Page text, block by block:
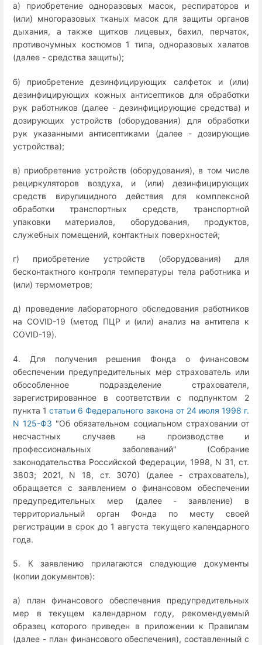
а) приобретение одноразовых масок, респираторов и
(или) многоразовых тканых масок для защиты органов
дыхания, а также щитков лицевых, бахил, перчаток,
противочумных костюмов 1 типа, одноразовых халатов
(далее - средства защиты);
б) приобретение дезинфицирующих салфеток и (или)
дезинфицирующих кожных антисептиков для обработки
рук работников (далее - дезинфицирующие средства) и
дозирующих устройств (оборудования) для обработки
рук указанными антисептиками (далее - дозирующие
устройства);
в) приобретение устройств (оборудования), в том числе
рециркуляторов воздуха, и (или) дезинфицирующих
средств вирулицидного действия для комплексной
обработки транспортных средств, транспортной
упаковки материалов, оборудования, продуктов,
служебных помещений, контактных поверхностей;
г) приобретение устройств (оборудования) для
бесконтактного контроля температуры тела работника и
(или) термометров;
д) проведение лабораторного обследования работников
на COVID-19 (метод ПЦР и (или) анализ на антитела к
COVID-19).
4. Для получения решения Фонда о финансовом
обеспечении предупредительных мер страхователь или
обособленное подразделение страхователя,
зарегистрированное в соответствии с подпунктом 2
пункта 1статьи 6 Федерального закона от 24 июля 1998 г.
N 125-ФЗ "Об обязательном социальном страховании от
несчастных случаев на производстве и
профессиональных заболеваний" (Собрание
законодательства Российской Федерации, 1998, N 31, ст.
3803; 2021, N 18, ст. 3070) (далее - страхователь),
обращается с заявлением о финансовом обеспечении
предупредительных мер (далее - заявление) в
территориальный орган Фонда по месту своей
регистрации в срок до 1 августа текущего календарного
года.
5. К заявлению прилагаются следующие документы
(копии документов):
а) план финансового обеспечения предупредительных
мер в текущем календарном году, рекомендуемый
образец которого приведен в приложении к Правилам
(далее - план финансового обеспечения), составленный с